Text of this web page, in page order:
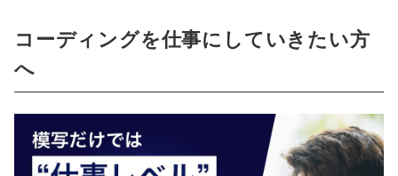
コーディングを仕事にしていきたい方
へ